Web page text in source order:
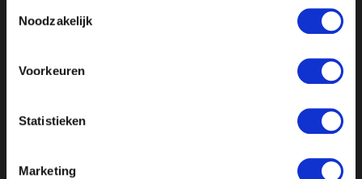
Noodzakelijk
Voorkeuren
Statistieken
Marketing